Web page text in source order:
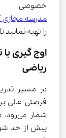
خصوصی
مدرسه مجازی
را تهیه
اوج‌
ریاضی
در مسیر